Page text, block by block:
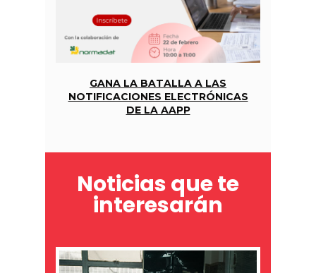
GANA LA BATALLA A LAS
NOTIFICACIONES ELECTRÓNICAS
DE LA AAPP
Noticias que te
interesarán